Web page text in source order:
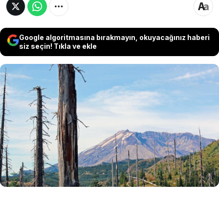
Google algoritmasına bırakmayın, okuyacağınız haberi
siz seçin! Tıkla ve ekle
1980 yılındaki volkanik patlamayla tamamen
çoraklaşan bir arazide başlatılan kısa süreli
deney, 43 yıl sonra beklenmedik bir tabloya
dönüştü. "Ölü bölge" olarak adlandırılan
toprakta, bugün on binlerce bitkinin yaşamasını
sağlayan gizli güç yerin altından çıktı.